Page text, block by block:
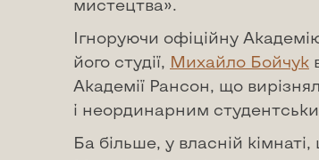
мистецтва».
Ігноруючи офіційну
його студії, Михайло Бойчук
Академії Рансон, що
і неординарним
Ба більше, у власній